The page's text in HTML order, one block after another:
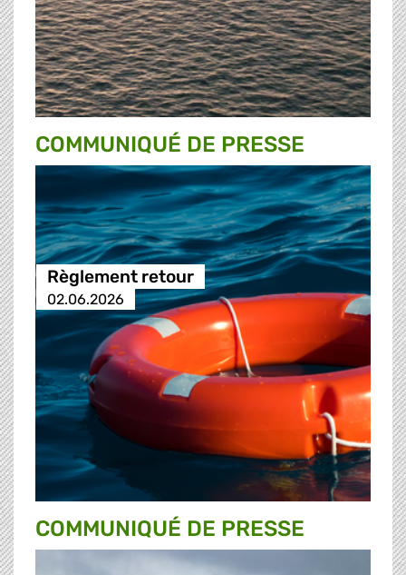
COMMUNIQUÉ DE PRESSE
Règlement retour
02.06.2026
COMMUNIQUÉ DE PRESSE